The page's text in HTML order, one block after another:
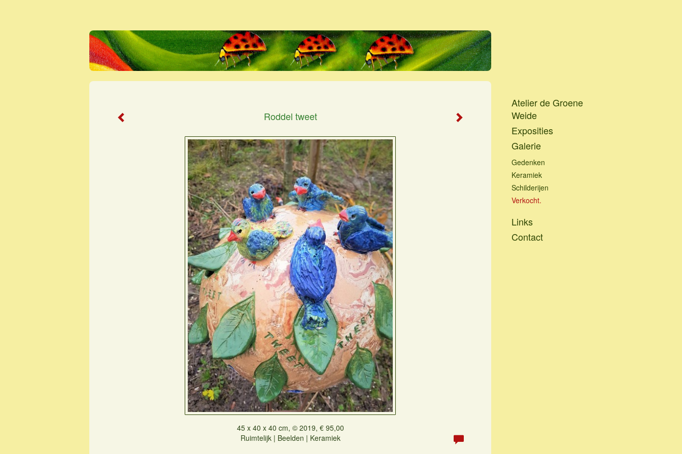
Roddel tweet
45 x 40 x 40 cm, © 2019, € 95,00
Ruimtelijk | Beelden | Keramiek
Atelier de Groene
Weide
Exposities
Galerie
Gedenken
Keramiek
Schilderijen
Verkocht.
Links
Contact